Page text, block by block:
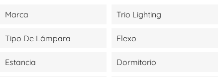
Marca Trio Lighting
Tipo De Lámpara Flexo
Estancia Dormitorio